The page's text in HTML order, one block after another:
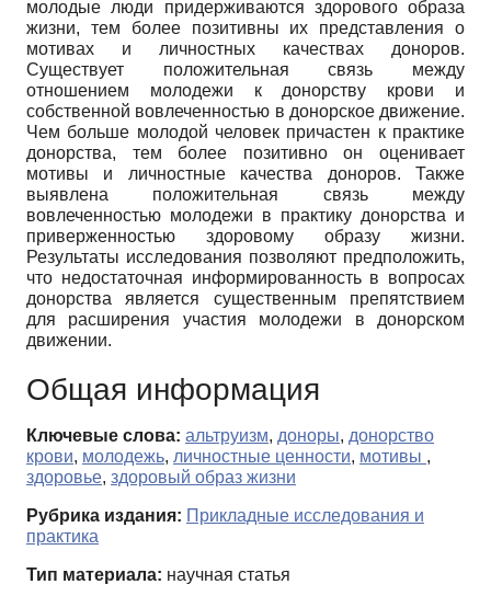
молодые люди придерживаются здорового образа
жизни, тем более позитивны их представления о
мотивах и личностных качествах доноров.
Существует положительная связь между
отношением молодежи к донорству крови и
собственной вовлеченностью в донорское движение.
Чем больше молодой человек причастен к практике
донорства, тем более позитивно он оценивает
мотивы и личностные качества доноров. Также
выявлена положительная связь между
вовлеченностью молодежи в практику донорства и
приверженностью здоровому образу жизни.
Результаты исследования позволяют предположить,
что недостаточная информированность в вопросах
донорства является существенным препятствием
для расширения участия молодежи в донорском
движении.
Общая информация
Ключевые слова: альтруизм, доноры, донорство
крови, молодежь, личностные ценности, мотивы ,
здоровье, здоровый образ жизни
Рубрика издания: Прикладные исследования и
практика
Тип материала: научная статья